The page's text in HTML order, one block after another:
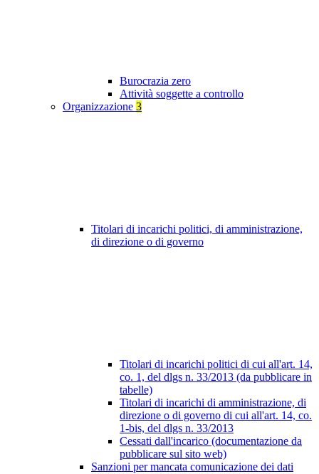
Burocrazia zero
Attività soggette a controllo
Organizzazione 3
Titolari di incarichi politici, di amministrazione,
di direzione o di governo
Titolari di incarichi politici di cui all'art. 14,
co. 1, del dlgs n. 33/2013 (da pubblicare in
tabelle)
Titolari di incarichi di amministrazione, di
direzione o di governo di cui all'art. 14, co.
1-bis, del dlgs n. 33/2013
Cessati dall'incarico (documentazione da
pubblicare sul sito web)
Sanzioni per mancata comunicazione dei dati